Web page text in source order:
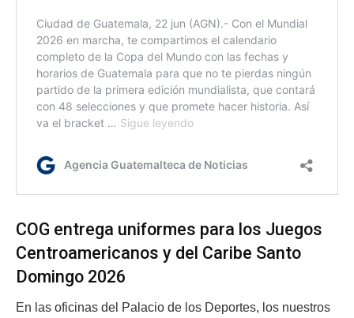
COG entrega uniformes para los Juegos
Centroamericanos y del Caribe Santo
Domingo 2026
En las oficinas del Palacio de los Deportes, los nuestros